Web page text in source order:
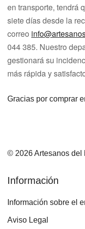
en transporte, tendrá
siete días desde la
correo i
044 385. Nuestro
gestionará su
más rápida y
Gracias por comprar
© 2026 Artesanos del
Información
Información sobre el
Aviso Legal